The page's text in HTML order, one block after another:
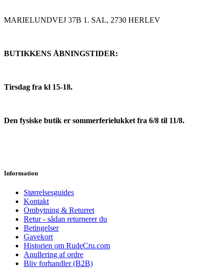
MARIELUNDVEJ 37B 1. SAL, 2730 HERLEV
BUTIKKENS ÅBNINGSTIDER:
Tirsdag fra kl 15-18.
Den fysiske butik er sommerferielukket fra 6/8 til 11/8.
Information
Størrelsesguides
Kontakt
Ombytning & Returret
Retur - sådan returnerer du
Betingelser
Gavekort
Historien om RudeCru.com
Anullering af ordre
Bliv forhandler (B2B)